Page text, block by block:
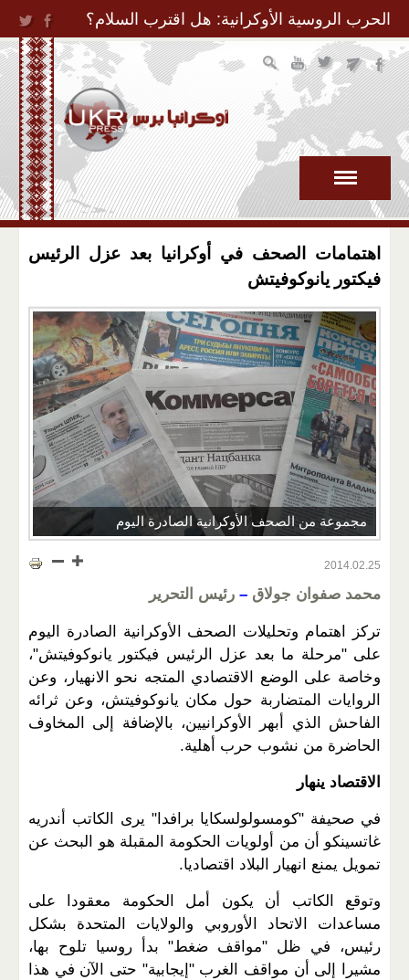
Jump to Navigation
الحرب الروسية الأوكرانية: هل اقترب السلام؟
اهتمامات الصحف في أوكرانيا بعد عزل الرئيس
فيكتور يانوكوفيتش
مجموعة من الصحف الأوكرانية الصادرة اليوم
2014.02.25
محمد صفوان جولاق – رئيس التحرير
تركز اهتمام وتحليلات الصحف الأوكرانية الصادرة اليوم
على "مرحلة ما بعد عزل الرئيس فيكتور يانوكوفيتش"،
وخاصة على الوضع الاقتصادي المتجه نحو الانهيار، وعن
الروايات المتضاربة حول مكان يانوكوفيتش، وعن ثرائه
الفاحش الذي أبهر الأوكرانيين، بالإضافة إلى المخاوف
الحاضرة من نشوب حرب أهلية.
الاقتصاد ينهار
في صحيفة "كومسولولسكايا برافدا" يرى الكاتب أندريه
غاتسينكو أن من أولويات الحكومة المقبلة هو البحث عن
تمويل يمنع انهيار البلاد اقتصاديا.
وتوقع الكاتب أن يكون أمل الحكومة معقودا على
مساعدات الاتحاد الأوروبي والولايات المتحدة بشكل
رئيس، في ظل "مواقف ضغط" بدأ روسيا تلوح بها،
مشيرا إلى أن مواقف الغرب "إيجابية" حتى الآن في هذا